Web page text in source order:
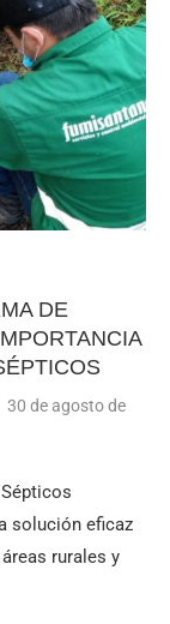
DE
30 de agosto de
solución eficaz
rurales y